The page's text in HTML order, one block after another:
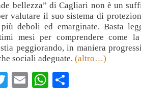
bellezza” di Cagliari non è un
valutare il suo sistema di
più deboli ed emarginate. Basta
mesi per comprendere come
peggiorando, in maniera
sociali adeguate. (altro…)
TwitterEmailWhatsApp